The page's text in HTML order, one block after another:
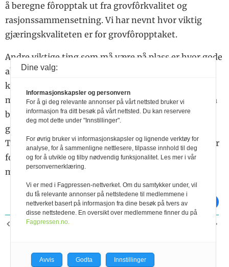
å beregne fôropptak ut fra grovfôrkvalitet og
rasjonssammensetning. Vi har nevnt hvor viktig
gjæringskvaliteten er for grovfôropptaket.
Andre viktige ting som må være på plass er hvor gode
akkurat dine dyr er som grovfôrutnyttere. Friske
kalver, godt kvigeoppdrett og tilpassa sinku-
management er alle veldig viktige grunnpilarer for å
bygge gode produksjonsdyr som vil utnytte godt
grovfôr på en god måte når de får muligheten. Vi i
Tine kommer til å jobbe enda mer målretta framover
for å hjelpe dere med å ta ut potensialet som ligger i
mer og bedre grovfôr.
FORRIGE ARTIKKEL
livmorhalsen?
Dine valg:
Informasjonskapsler og personvern
For å gi deg relevante annonser på vårt nettsted bruker vi
informasjon fra ditt besøk på vårt nettsted. Du kan reservere
deg mot dette under "Innstillinger".
For øvrig bruker vi informasjonskapsler og lignende verktøy for
analyse, for å sammenligne nettlesere, tilpasse innhold til deg
og for å utvikle og tilby nødvendig funksjonalitet. Les mer i vår
personvernerklæring.
Vi er med i Fagpressen-nettverket. Om du samtykker under, vil
du få relevante annonser på nettstedene til medlemmene i
nettverket basert på informasjon fra dine besøk på tvers av
disse nettstedene. En oversikt over medlemmene finner du på
Fagpressen.no.
Avvis Godta Innstillinger